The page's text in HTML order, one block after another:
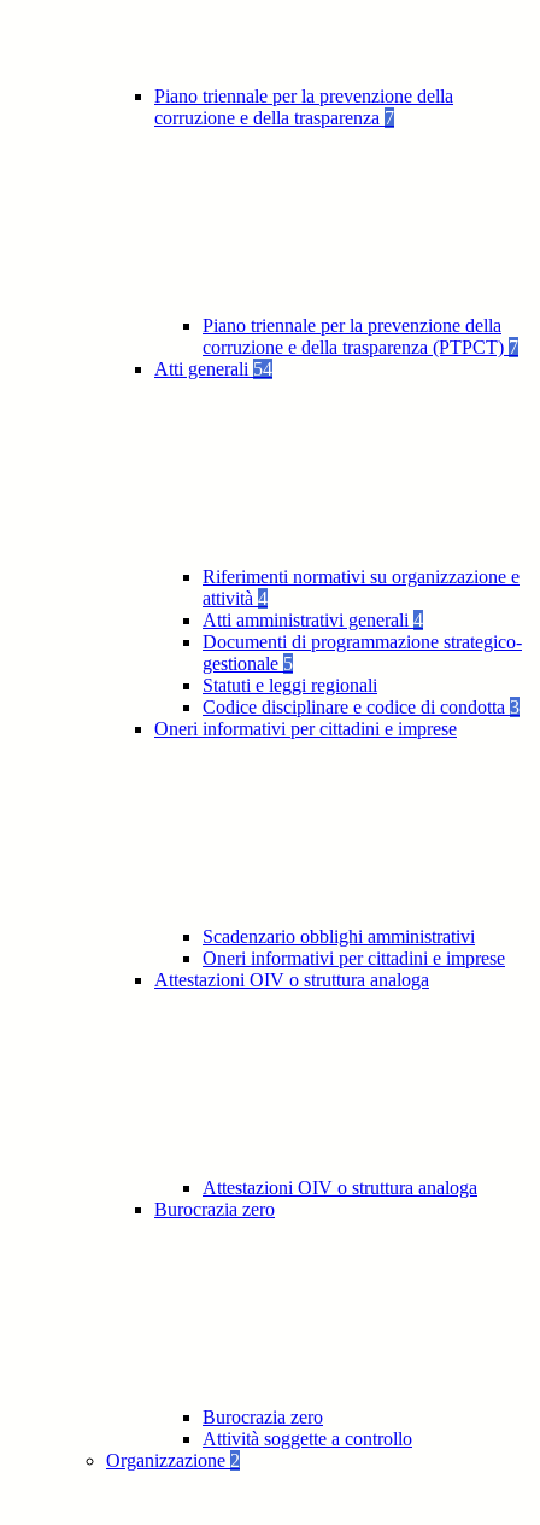
Piano triennale per la prevenzione della
corruzione e della trasparenza 7
Piano triennale per la prevenzione della
corruzione e della trasparenza (PTPCT) 7
Atti generali 54
Riferimenti normativi su organizzazione e
attività 4
Atti amministrativi generali 4
Documenti di programmazione strategico-
gestionale 5
Statuti e leggi regionali
Codice disciplinare e codice di condotta 3
Oneri informativi per cittadini e imprese
Scadenzario obblighi amministrativi
Oneri informativi per cittadini e imprese
Attestazioni OIV o struttura analoga
Attestazioni OIV o struttura analoga
Burocrazia zero
Burocrazia zero
Attività soggette a controllo
Organizzazione 2